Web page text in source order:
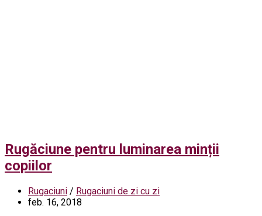
Rugăciune pentru luminarea minții
copiilor
Rugaciuni / Rugaciuni de zi cu zi
feb. 16, 2018